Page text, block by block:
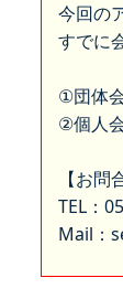
今回の
すでに
①団体
②個人
【お問
TEL：
Mail：